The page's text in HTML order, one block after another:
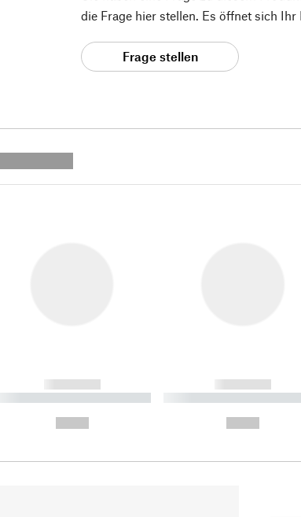
die Frage hier stellen. Es öffnet sich
Frage stellen
------------
----------- ----------- ----------
------------
----------- -----------